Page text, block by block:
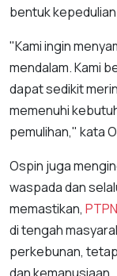
bentuk
"Kami ingin
mendalam. Kami
dapat sedikit
memenuhi
pemulihan," kata
Ospin juga
waspada dan
memastikan,
di tengah
perkebunan,